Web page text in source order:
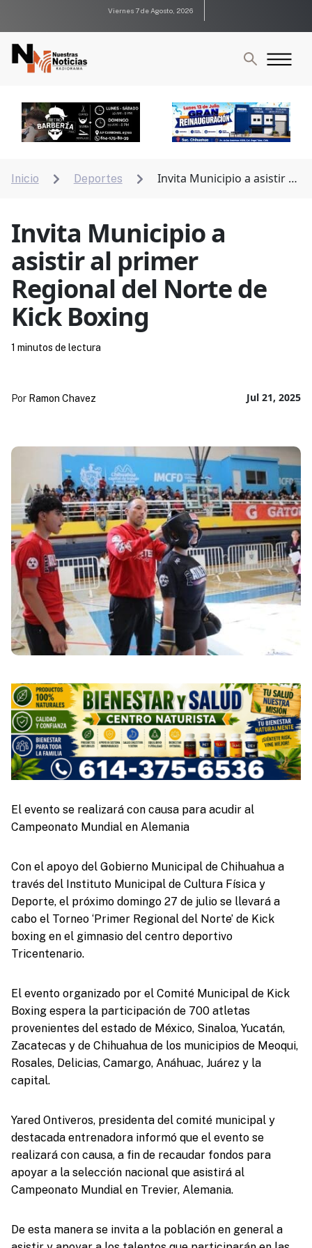
Viernes 7 de Agosto, 2026
Inicio  Deportes 
Invita Municipio a asistir al
Invita Municipio a
asistir al primer
Regional del Norte de
Kick Boxing
Jul 21, 2025
Por Ramon Chavez
1 minutos de lectura
El evento se realizará con causa para acudir al
Campeonato Mundial en Alemania
Con el apoyo del Gobierno Municipal de Chihuahua a
través del Instituto Municipal de Cultura Física y
Deporte, el próximo domingo 27 de julio se llevará a
cabo el Torneo ‘Primer Regional del Norte’ de Kick
boxing en el gimnasio del centro deportivo
Tricentenario.
El evento organizado por el Comité Municipal de Kick
Boxing espera la participación de 700 atletas
provenientes del estado de México, Sinaloa, Yucatán,
Zacatecas y de Chihuahua de los municipios de Meoqui,
Rosales, Delicias, Camargo, Anáhuac, Juárez y la
capital.
Yared Ontiveros, presidenta del comité municipal y
destacada entrenadora informó que el evento se
realizará con causa, a fin de recaudar fondos para
apoyar a la selección nacional que asistirá al
Campeonato Mundial en Trevier, Alemania.
De esta manera se invita a la población en general a